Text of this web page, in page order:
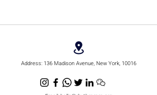
Address: 136 Madison Avenue, New York, 10016